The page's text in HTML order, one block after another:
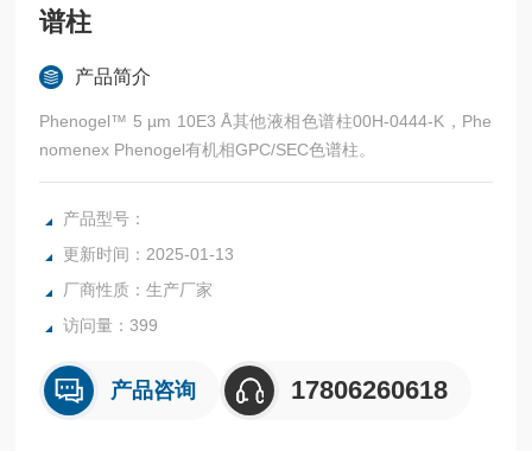
谱柱
产品简介
Phenogel™ 5 µm 10E3 Å其他液相色谱柱00H-0444-K，Phe
nomenex Phenogel有机相GPC/SEC色谱柱。
产品型号：
更新时间：2025-01-13
厂商性质：生产厂家
访问量：399
产品咨询 17806260618